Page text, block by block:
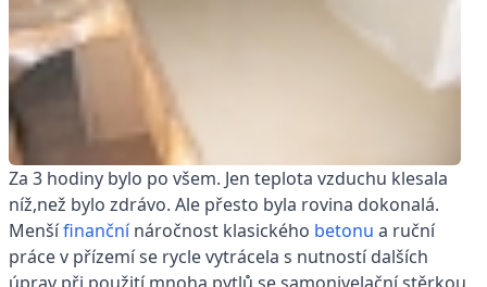
Za 3 hodiny bylo po všem. Jen teplota vzduchu klesala
níž,než bylo zdrávo. Ale přesto byla rovina dokonalá.
Menšífinančnínáročnost klasického betonu a ruční
práce v přízemí se rycle vytrácela s nutností dalších